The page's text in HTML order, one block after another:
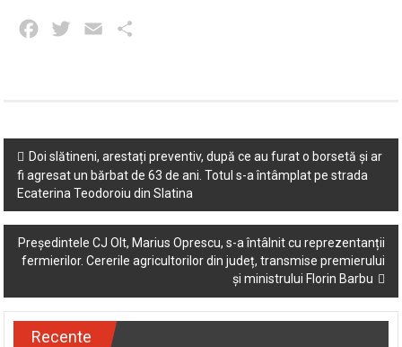
Facebook
Twitter Email
Post
navigation
Doi slătineni, arestați preventiv, după ce au furat o borsetă și ar
fi agresat un bărbat de 63 de ani. Totul s-a întâmplat pe strada
Ecaterina Teodoroiu din Slatina
Președintele CJ Olt, Marius Oprescu, s-a întâlnit cu reprezentanții
fermierilor. Cererile agricultorilor din județ, transmise premierului
și ministrului Florin Barbu
Recente